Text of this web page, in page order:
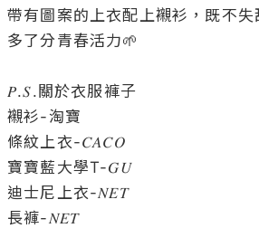
帶有圖案的上衣配上襯衫，既不
多了分青春活力🌱
𝑃.𝑆.關於衣服褲子
襯衫-淘寶
條紋上衣-𝐶𝐴𝐶𝑂
寶寶藍大學T-𝐺𝑈
迪士尼上衣-𝑁𝐸𝑇
長褲-𝑁𝐸𝑇